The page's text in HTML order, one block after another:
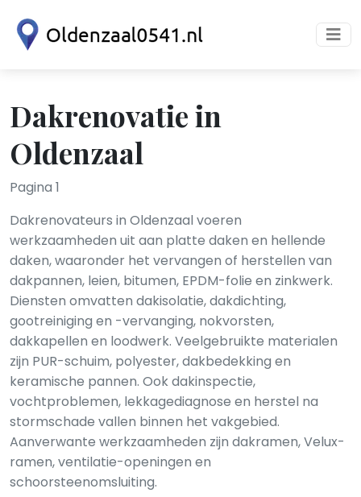
Dakrenovatie in
Oldenzaal
Pagina 1
Dakrenovateurs in Oldenzaal voeren
werkzaamheden uit aan platte daken en hellende
daken, waaronder het vervangen of herstellen van
dakpannen, leien, bitumen, EPDM-folie en zinkwerk.
Diensten omvatten dakisolatie, dakdichting,
gootreiniging en -vervanging, nokvorsten,
dakkapellen en loodwerk. Veelgebruikte materialen
zijn PUR-schuim, polyester, dakbedekking en
keramische pannen. Ook dakinspectie,
vochtproblemen, lekkagediagnose en herstel na
stormschade vallen binnen het vakgebied.
Aanverwante werkzaamheden zijn dakramen, Velux-
ramen, ventilatie-openingen en
schoorsteenomsluiting.